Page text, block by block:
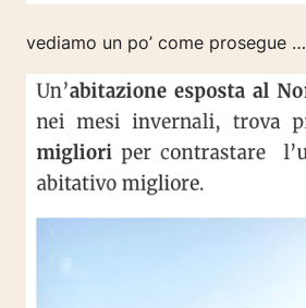
vediamo un po’ come prosegue …